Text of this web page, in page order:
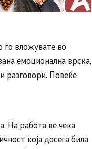
го вложувате во
емоционална врска,
разговори. Повеќе
На работа ве чека
која досега била